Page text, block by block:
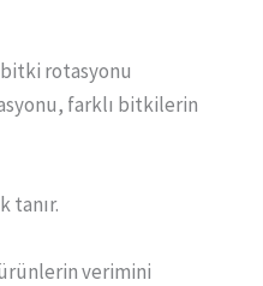
rotasyonu
farklı bitkilerin
tanır.
verimini